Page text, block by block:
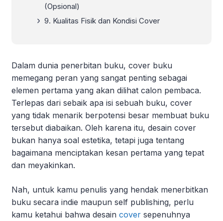
(Opsional)
9. Kualitas Fisik dan Kondisi Cover
Dalam dunia penerbitan buku, cover buku
memegang peran yang sangat penting sebagai
elemen pertama yang akan dilihat calon pembaca.
Terlepas dari sebaik apa isi sebuah buku, cover
yang tidak menarik berpotensi besar membuat buku
tersebut diabaikan. Oleh karena itu, desain cover
bukan hanya soal estetika, tetapi juga tentang
bagaimana menciptakan kesan pertama yang tepat
dan meyakinkan.
Nah, untuk kamu penulis yang hendak menerbitkan
buku secara indie maupun self publishing, perlu
kamu ketahui bahwa desain cover sepenuhnya